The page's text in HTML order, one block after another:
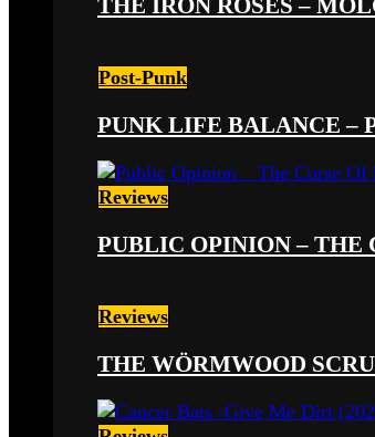
THE IRON ROSES –
Post-Punk
PUNK LIFE BALANCE –
Reviews
PUBLIC OPINION – THE
Reviews
THE WÖRMWOOD